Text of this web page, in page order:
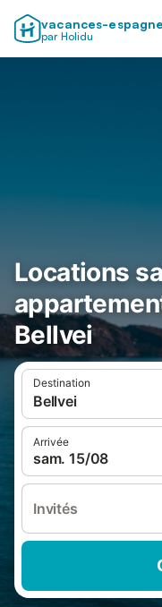
vacances-espagne
par Holidu
Locations
Bellvei
Destination
Bellvei
Arrivée
sam. 15/08
Invités